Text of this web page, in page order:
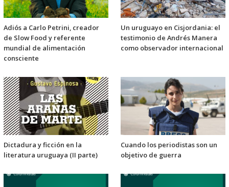
Adiós a Carlo Petrini, creador
de Slow Food y referente
mundial de alimentación
consciente
Un uruguayo en Cisjordania: el
testimonio de Andrés Manera
como observador internacional
Dictadura y ficción en la
literatura uruguaya (II parte)
Cuando los periodistas son un
objetivo de guerra